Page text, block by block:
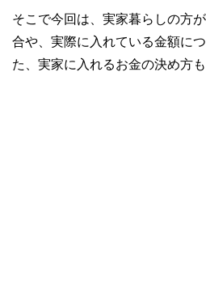
そこで今回は、実家暮らしの方
合や、実際に入れている金額に
た、実家に入れるお金の決め方も